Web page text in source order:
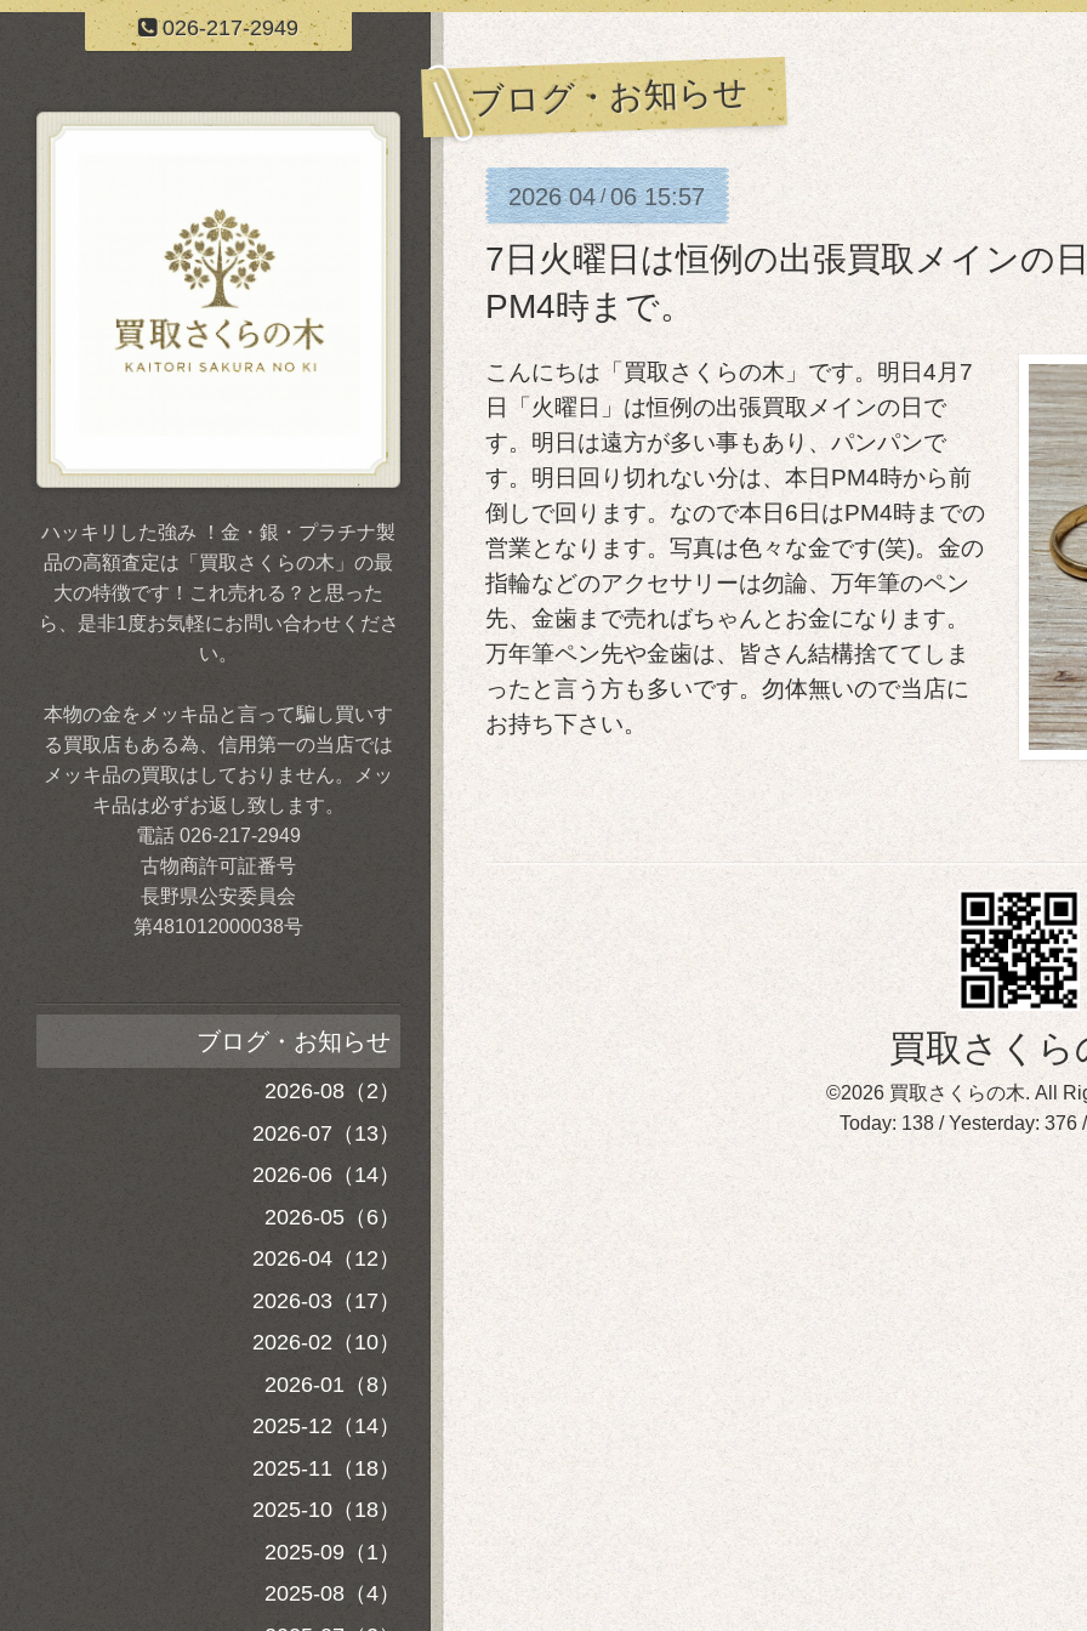
026-217-2949
ブログ・お知らせ
2026 04/06 15:57
7日火曜日は恒例の出張買取メインの
PM4時まで。
こんにちは「買取さくらの木」です。明日4月7
日「火曜日」は恒例の出張買取メインの日で
す。明日は遠方が多い事もあり、パンパンで
す。明日回り切れない分は、本日PM4時から前
倒しで回ります。なので本日6日はPM4時までの
営業となります。写真は色々な金です(笑)。金の
指輪などのアクセサリーは勿論、万年筆のペン
先、金歯まで売ればちゃんとお金になります。
万年筆ペン先や金歯は、皆さん結構捨ててしま
ったと言う方も多いです。勿体無いので当店に
お持ち下さい。
買取さくら
©2026 買取さくらの木. All
Today: 138 / Yesterday: 376
ハッキリした強み ！金・銀・プラチナ製
品の高額査定は「買取さくらの木」の最
大の特徴です！これ売れる？と思った
ら、是非1度お気軽にお問い合わせくださ
い。
本物の金をメッキ品と言って騙し買いす
る買取店もある為、信用第一の当店では
メッキ品の買取はしておりません。メッ
キ品は必ずお返し致します。
電話 026-217-2949
古物商許可証番号
長野県公安委員会
第481012000038号
ブログ・お知らせ
2026-08（2）
2026-07（13）
2026-06（14）
2026-05（6）
2026-04（12）
2026-03（17）
2026-02（10）
2026-01（8）
2025-12（14）
2025-11（18）
2025-10（18）
2025-09（1）
2025-08（4）